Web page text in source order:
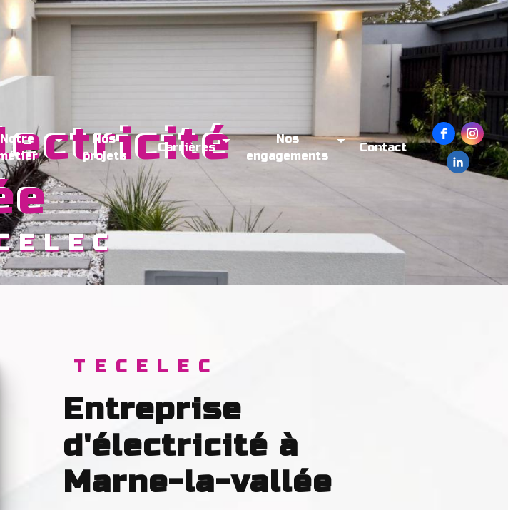
Notre
Nos
projets
Carrières
Nos
engagements
Contact
TECELEC
entreprise
d'électricité à
Marne-la-vallée